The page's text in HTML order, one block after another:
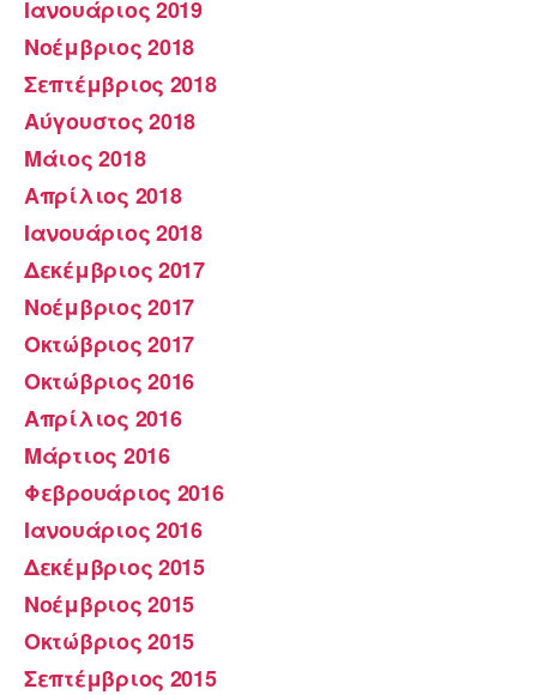
Ιανουάριος 2019
Νοέμβριος 2018
Σεπτέμβριος 2018
Αύγουστος 2018
Μάιος 2018
Απρίλιος 2018
Ιανουάριος 2018
Δεκέμβριος 2017
Νοέμβριος 2017
Οκτώβριος 2017
Οκτώβριος 2016
Απρίλιος 2016
Μάρτιος 2016
Φεβρουάριος 2016
Ιανουάριος 2016
Δεκέμβριος 2015
Νοέμβριος 2015
Οκτώβριος 2015
Σεπτέμβριος 2015